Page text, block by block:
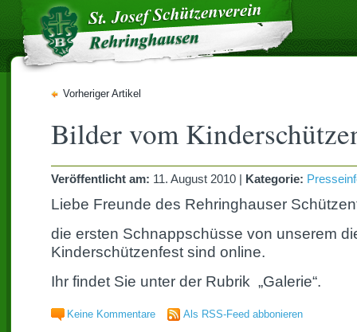
Vorheriger Artikel
Bilder vom
Veröffentlicht am: 11. August 2010 | Kategorie:
Liebe Freunde des Rehringhauser
die ersten Schnappschüsse von unserem
Kinderschützenfest sind online.
Ihr findet Sie unter der Rubrik „Galerie“.
Keine Kommentare Als RSS-Feed abbonieren